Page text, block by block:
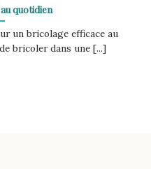
quotidien
un bricolage efficace au
bricoler dans une [...]